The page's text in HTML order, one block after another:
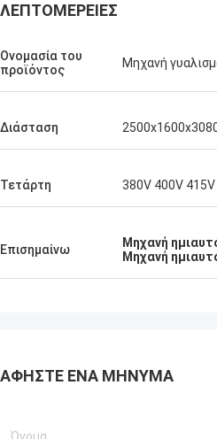
ΛΕΠΤΟΜΈΡΕΙΕΣ
Ονομασία του
προϊόντος
Μηχανή
Διάσταση
Τετάρτη 380V 400V 415V
Επισημαίνω Μηχανή
Μηχανή
ΑΦΉΣΤΕ ΈΝΑ ΜΉΝΥΜΑ